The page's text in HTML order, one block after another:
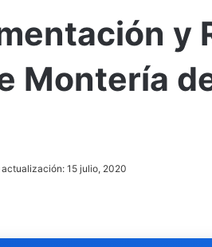
y
Montería
actualización: 15 julio, 2020